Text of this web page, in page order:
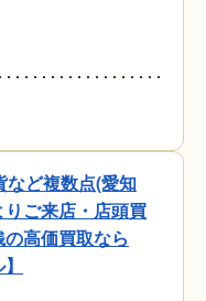
など複数点(愛知
ご来店・店頭買
高価買取なら